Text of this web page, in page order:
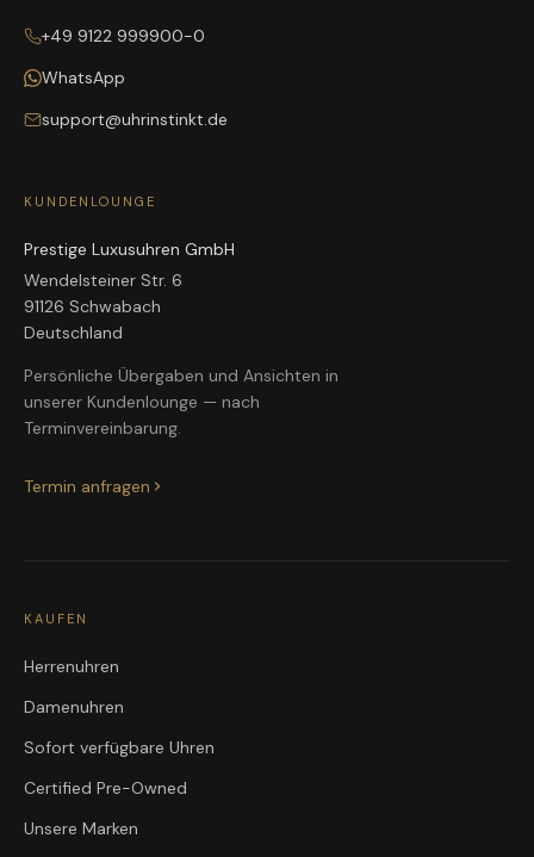
+49 9122 999900-0
WhatsApp
support@uhrinstinkt.de
KUNDENLOUNGE
Prestige Luxusuhren GmbH
Wendelsteiner Str. 6
91126 Schwabach
Deutschland
Persönliche Übergaben und Ansichten in
unserer Kundenlounge — nach
Terminvereinbarung.
Termin anfragen
KAUFEN
Herrenuhren
Damenuhren
Sofort verfügbare Uhren
Certified Pre-Owned
Unsere Marken